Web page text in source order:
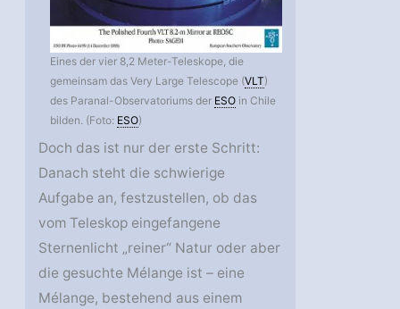
Eines der vier 8,2 Meter-Teleskope, die
gemeinsam das Very Large Telescope (VLT)
des Paranal-Observatoriums der ESO in Chile
bilden. (Foto: ESO)
Doch das ist nur der erste Schritt:
Danach steht die schwierige
Aufgabe an, festzustellen, ob das
vom Teleskop eingefangene
Sternenlicht „reiner“ Natur oder aber
die gesuchte Mélange ist – eine
Mélange, bestehend aus einem